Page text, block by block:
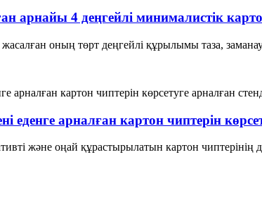
арнайы 4 деңгейлі минималистік
оның төрт деңгейлі құрылымы таза,
еденге арналған картон чиптерін
және оңай құрастырылатын картон чиптерінің